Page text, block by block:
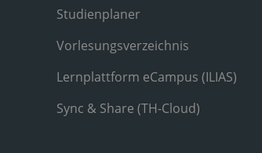
Studienplaner
Vorlesungsverzeichnis
Lernplattform eCampus (ILIAS)
Sync & Share (TH-Cloud)